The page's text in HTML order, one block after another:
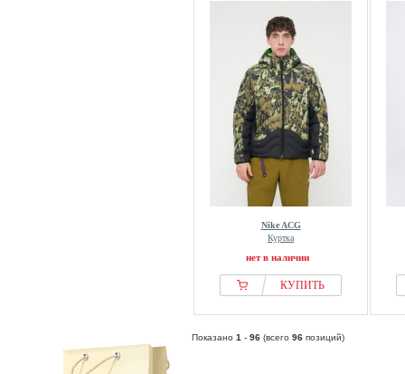
Nike ACG
Куртка
нет в наличии
КУПИТЬ
Показано 1 - 96 (всего 96 позиций)